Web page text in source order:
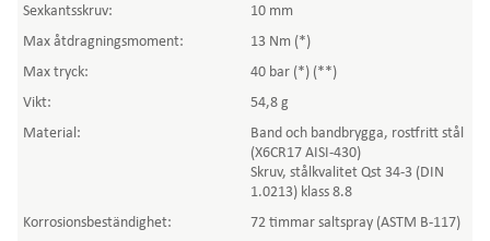
Sexkantsskruv:
10 mm
Max åtdragningsmoment:
13 Nm (*)
Max tryck:
40 bar (*) (**)
Vikt:
54,8 g
Material:
Band och bandbrygga, rostfritt stål
(X6CR17 AISI-430)
Skruv, stålkvalitet Qst 34-3 (DIN
1.0213) klass 8.8
Korrosionsbeständighet:
72 timmar saltspray (ASTM B-117)